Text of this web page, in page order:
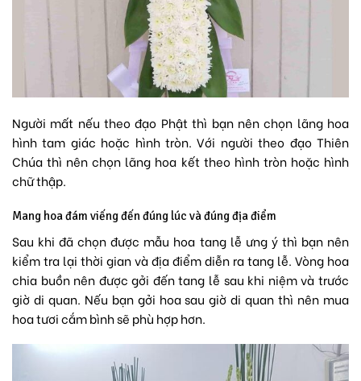
Người mất nếu theo đạo Phật thì bạn nên chọn lãng hoa
hình tam giác hoặc hình tròn. Với người theo đạo Thiên
Chúa thì nên chọn lãng hoa kết theo hình tròn hoặc hình
chữ thập.
Mang hoa đám viếng đến đúng lúc và đúng địa điểm
Sau khi đã chọn được mẫu hoa tang lễ ưng ý thì bạn nên
kiểm tra lại thời gian và địa điểm diễn ra tang lễ. Vòng hoa
chia buồn nên được gởi đến tang lễ sau khi niệm và trước
giờ di quan. Nếu bạn gởi hoa sau giờ di quan thì nên mua
hoa tươi cắm bình sẽ phù hợp hơn.